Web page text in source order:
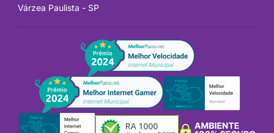
Várzea Paulista - SP